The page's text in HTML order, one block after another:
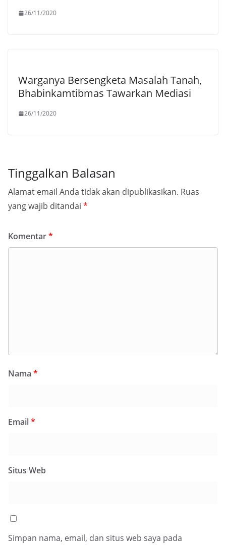
26/11/2020
Warganya Bersengketa Masalah Tanah,
Bhabinkamtibmas Tawarkan Mediasi
26/11/2020
Tinggalkan Balasan
Alamat email Anda tidak akan dipublikasikan. Ruas
yang wajib ditandai *
Komentar*
Nama *
Email*
Situs Web
Simpan nama, email, dan situs web saya pada